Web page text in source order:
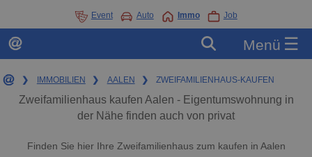
Event Auto Immo Job
Menü ☰
❯ IMMOBILIEN ❯ AALEN ❯ ZWEIFAMILIENHAUS-KAUFEN
Zweifamilienhaus kaufen Aalen - Eigentumswohnung in
der Nähe finden auch von privat
Finden Sie hier Ihre Zweifamilienhaus zum kaufen in Aalen